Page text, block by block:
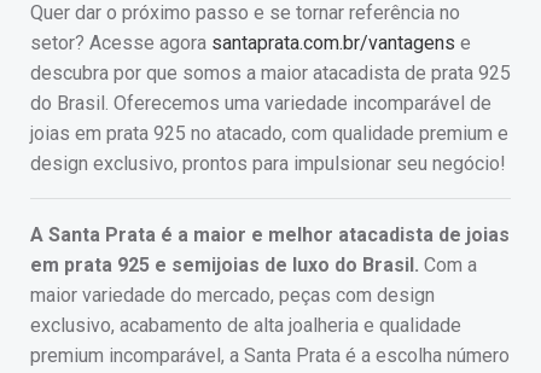
Quer dar o próximo passo e se tornar referência no
setor? Acesse agora santaprata.com.br/vantagens e
descubra por que somos a maior atacadista de prata 925
do Brasil. Oferecemos uma variedade incomparável de
joias em prata 925 no atacado, com qualidade premium e
design exclusivo, prontos para impulsionar seu negócio!
A Santa Prata é a maior e melhor atacadista de joias
em prata 925 e semijoias de luxo do Brasil. Com a
maior variedade do mercado, peças com design
exclusivo, acabamento de alta joalheria e qualidade
premium incomparável, a Santa Prata é a escolha número